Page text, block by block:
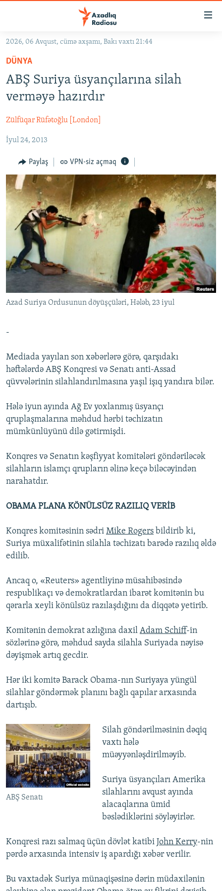
Əsas
qayıt
Əsas
naviqasiyaya
qayıt
Axtarışa
KORRUPSIOMETR
#ƏSLINDƏ
FƏRQƏ BAX
QANUNI DOĞRU
ARAŞDIRMA
MULTIMEDIA
VIDEO
FOTOQALEREYA
İNFOQRAFIKA
KARIKATURA
RADIO ARXIV
OXU ZALI
AZƏRBAYCAN ƏDƏBIYYATI KITABXANASI
İSLAM VƏ DEMOKRATIYA
İZ - MƏDƏNIYYƏT PROQRAMI
HAQQIMIZDA
MISSIYAMIZ
PEŞƏ ETIKASI VƏ JURNALISTIKA STANDARTLARIMIZ
MATERIALLARIMIZDAN ISTIFADƏ
AZADLIQRADIOSU MOBIL TELEFONUNUZDA
BIZIMLƏ ƏLAQƏ
BIZI IZLƏ
RFE/RL-in bütün saytları
2026, 06 Avqust, cümə axşamı, Bakı vaxtı 21:44
DÜNYA
ABŞ Suriya üsyançılarına silah
verməyə hazırdır
Zülfüqar Rüfətoğlu [London]
İyul 24, 2013
Paylaş VPN-siz açmaq
Azad Suriya Ordusunun döyüşçüləri, Hələb, 23 iyul
-
Mediada yayılan son xəbərlərə görə, qarşıdakı
həftələrdə ABŞ Konqresi və Senatı anti-Assad
qüvvələrinin silahlandırılmasına yaşıl işıq yandıra bilər.
Hələ iyun ayında Ağ Ev yoxlanmış üsyançı
qruplaşmalarına məhdud hərbi təchizatın
mümkünlüyünü dilə gətirmişdi.
Konqres və Senatın kəşfiyyat komitələri göndəriləcək
silahların islamçı qrupların əlinə keçə biləcəyindən
narahatdır.
OBAMA PLANA KÖNÜLSÜZ RAZILIQ VERİB
Konqres komitəsinin sədri Mike Rogers bildirib ki,
Suriya müxalifətinin silahla təchizatı barədə razılıq əldə
edilib.
Ancaq o, «Reuters» agentliyinə müsahibəsində
respublikaçı və demokratlardan ibarət komitənin bu
qərarla xeyli könülsüz razılaşdığını da diqqətə yetirib.
Komitənin demokrat azlığına daxil Adam Schiff-in
sözlərinə görə, məhdud sayda silahla Suriyada nəyisə
dəyişmək artıq gecdir.
Hər iki komitə Barack Obama-nın Suriyaya yüngül
silahlar göndərmək planını bağlı qapılar arxasında
dartışıb.
ABŞ Senatı
Silah göndərilməsinin dəqiq
vaxtı hələ
müəyyənləşdirilməyib.
Suriya üsyançıları Amerika
silahlarını avqust ayında
alacaqlarına ümid
bəslədiklərini söyləyirlər.
Konqresi razı salmaq üçün dövlət katibi John Kerry-nin
pərdə arxasında intensiv iş apardığı xəbər verilir.
Bu vaxtadək Suriya münaqişəsinə dərin müdaxilənin